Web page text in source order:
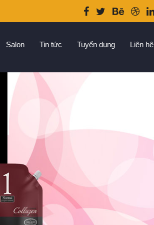
Salon Tin tức Tuyển dụng Liên hệ